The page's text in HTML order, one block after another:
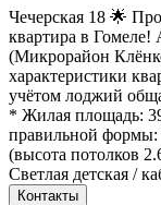
Чечерская 18 🌟
квартира в Гомеле!
(Микрорайон
характеристики
учётом лоджий
* Жилая площадь:
правильной
(высота потолков
Светлая детская /
Контакты